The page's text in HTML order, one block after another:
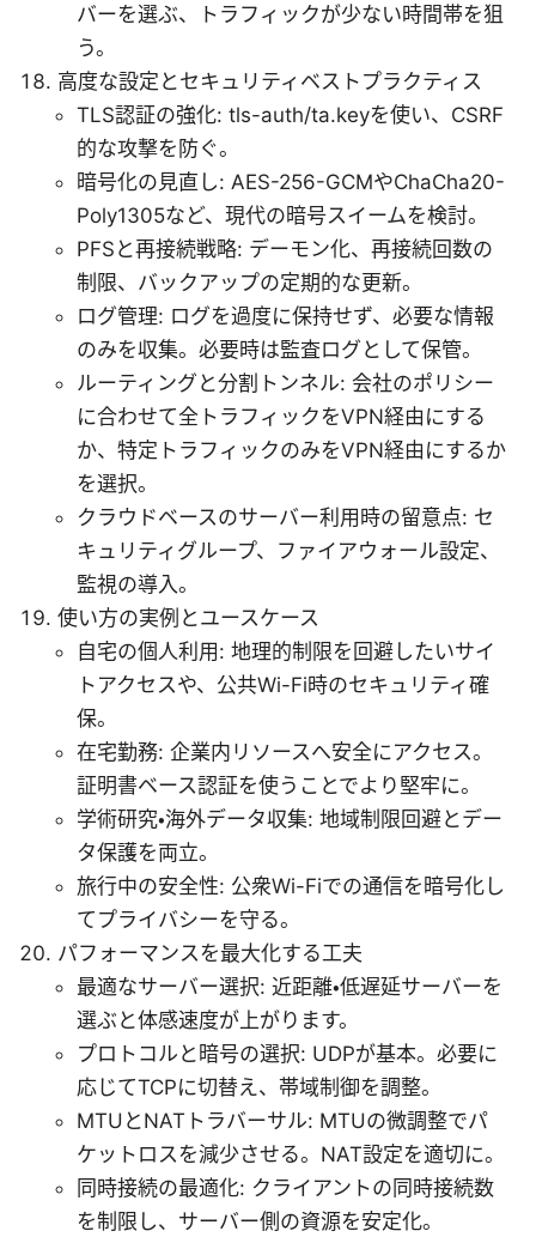
バーを選ぶ、トラフィックが少ない時間帯を狙
う。
高度な設定とセキュリティベストプラクティス
TLS認証の強化: tls-auth/ta.keyを使い、CSRF
的な攻撃を防ぐ。
暗号化の見直し: AES-256-GCMやChaCha20-
Poly1305など、現代の暗号スイームを検討。
PFSと再接続戦略: デーモン化、再接続回数の
制限、バックアップの定期的な更新。
ログ管理: ログを過度に保持せず、必要な情報
のみを収集。必要時は監査ログとして保管。
ルーティングと分割トンネル: 会社のポリシー
に合わせて全トラフィックをVPN経由にする
か、特定トラフィックのみをVPN経由にするか
を選択。
クラウドベースのサーバー利用時の留意点: セ
キュリティグループ、ファイアウォール設定、
監視の導入。
使い方の実例とユースケース
自宅の個人利用: 地理的制限を回避したいサイ
トアクセスや、公共Wi-Fi時のセキュリティ確
保。
在宅勤務: 企業内リソースへ安全にアクセス。
証明書ベース認証を使うことでより堅牢に。
学術研究・海外データ収集: 地域制限回避とデー
タ保護を両立。
旅行中の安全性: 公衆Wi-Fiでの通信を暗号化し
てプライバシーを守る。
パフォーマンスを最大化する工夫
最適なサーバー選択: 近距離・低遅延サーバーを
選ぶと体感速度が上がります。
プロトコルと暗号の選択: UDPが基本。必要に
応じてTCPに切替え、帯域制御を調整。
MTUとNATトラバーサル: MTUの微調整でパ
ケットロスを減少させる。NAT設定を適切に。
同時接続の最適化: クライアントの同時接続数
を制限し、サーバー側の資源を安定化。